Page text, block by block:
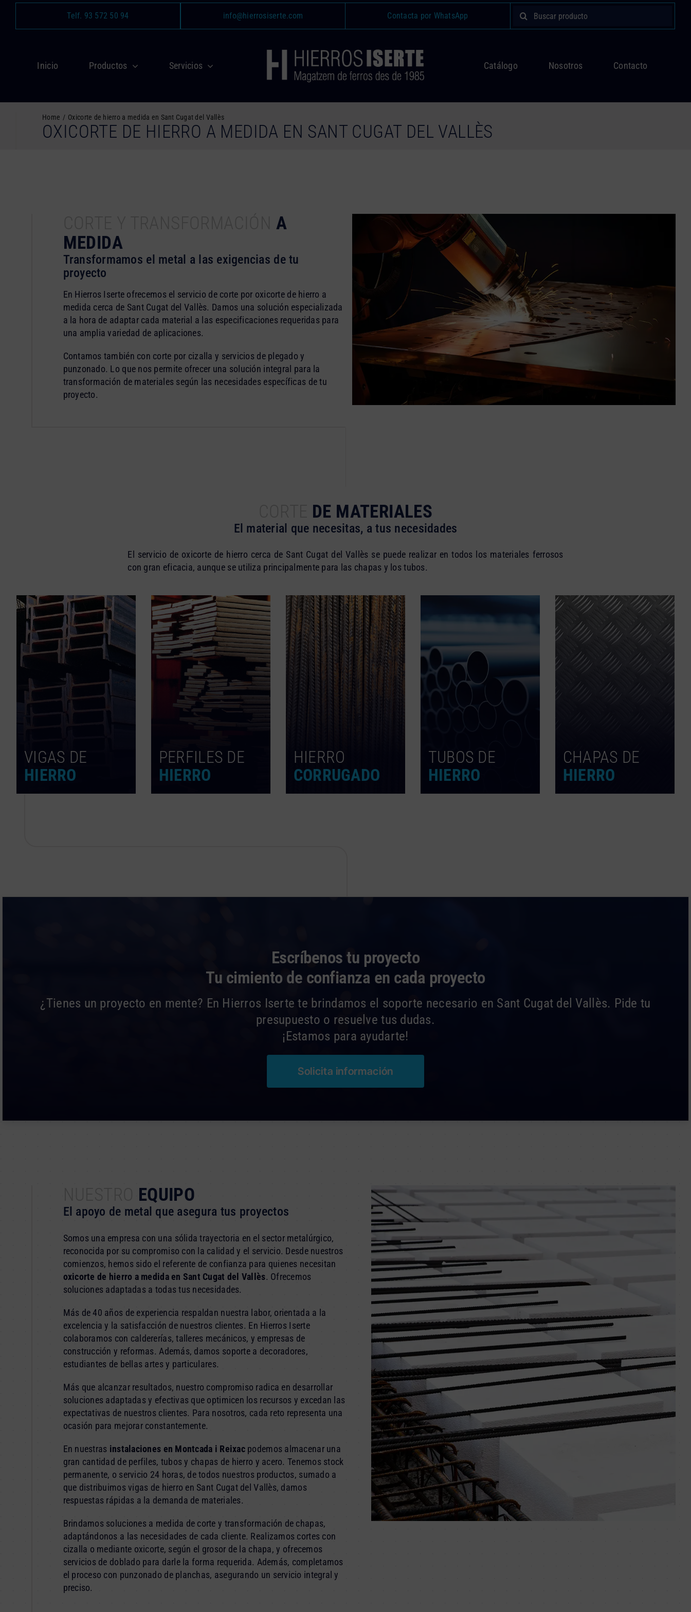
Saltar
contenido
Telf. 93 572 50 94 info@hierrosiserte.com Contacta por WhatsApp Buscar:
Inicio Productos Servicios Catálogo Nosotros Contacto
Home Oxicorte de hierro a medida en Sant Cugat del Vallès
OXICORTE DE HIERRO A MEDIDA EN SANT CUGAT DEL VALLÈS
A
MEDIDA
Transformamos el metal a las exigencias de tu
proyecto
En Hierros Iserte ofrecemos el servicio de corte por oxicorte de hierro a
medida cerca de Sant Cugat del Vallès. Damos una solución especializada
a la hora de adaptar cada material a las especificaciones requeridas para
una amplia variedad de aplicaciones.
Contamos también con corte por cizalla y servicios de plegado y
punzonado. Lo que nos permite ofrecer una solución integral para la
transformación de materiales según las necesidades específicas de tu
proyecto.
DE MATERIALES
El material que necesitas, a tus necesidades
El servicio de oxicorte de hierro cerca de Sant Cugat del Vallès se puede realizar en todos los materiales ferrosos
con gran eficacia, aunque se utiliza principalmente para las chapas y los tubos.
VIGAS DE
HIERRO
PERFILES DE
HIERRO
HIERRO
CORRUGADO
TUBOS DE
HIERRO
CHAPAS DE
HIERRO
Escríbenos tu proyecto
Tu cimiento de confianza en cada proyecto
¿Tienes un proyecto en mente? En Hierros Iserte te brindamos el soporte necesario en Sant Cugat del Vallès. Pide tu
presupuesto o resuelve tus dudas.
¡Estamos para ayudarte!
Solicita información
EQUIPO
El apoyo de metal que asegura tus proyectos
Somos una empresa con una sólida trayectoria en el sector metalúrgico,
reconocida por su compromiso con la calidad y el servicio. Desde nuestros
comienzos, hemos sido el referente de confianza para quienes necesitan
oxicorte de hierro a medida en Sant Cugat del Vallès. Ofrecemos
soluciones adaptadas a todas tus necesidades.
Más de 40 años de experiencia respaldan nuestra labor, orientada a la
excelencia y la satisfacción de nuestros clientes. En Hierros Iserte
colaboramos con caldererías, talleres mecánicos, y empresas de
construcción y reformas. Además, damos soporte a decoradores,
estudiantes de bellas artes y particulares.
Más que alcanzar resultados, nuestro compromiso radica en desarrollar
soluciones adaptadas y efectivas que optimicen los recursos y excedan las
expectativas de nuestros clientes. Para nosotros, cada reto representa una
ocasión para mejorar constantemente.
En nuestras instalaciones en Montcada i Reixacpodemos almacenar una
gran cantidad de perfiles, tubos y chapas de hierro y acero. Tenemos stock
permanente, o servicio 24 horas, de todos nuestros productos, sumado a
que distribuimos vigas de hierro en Sant Cugat del Vallès, damos
respuestas rápidas a la demanda de materiales.
Brindamos soluciones a medida de corte y transformación de chapas,
adaptándonos a las necesidades de cada cliente. Realizamos cortes con
cizalla o mediante oxicorte, según el grosor de la chapa, y ofrecemos
servicios de doblado para darle la forma requerida. Además, completamos
el proceso con punzonado de planchas, asegurando un servicio integral y
preciso.